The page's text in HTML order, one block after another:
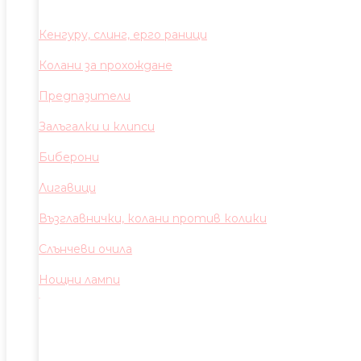
Кенгуру, слинг, ерго раници
Колани за прохождане
Предпазители
Залъгалки и клипси
Биберони
Лигавици
Възглавнички, колани против колики
Слънчеви очила
Нощни лампи